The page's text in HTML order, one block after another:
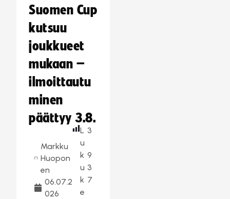
Suomen Cup
kutsuu
joukkueet
mukaan –
ilmoittautu
minen
päättyy 3.8.
Markku
Huopon
en
06.07.2
026
L
u
k
u
k
e
3
9
3
7